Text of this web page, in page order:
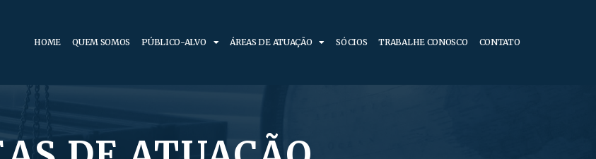
HOME QUEM SOMOS PÚBLICO-ALVO ÁREAS DE ATUAÇÃO SÓCIOS TRABALHE CONOSCO CONTATO